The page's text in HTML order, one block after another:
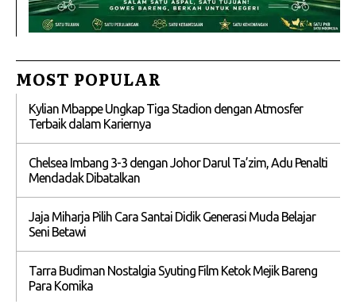
MOST POPULAR
Kylian Mbappe Ungkap Tiga Stadion dengan Atmosfer
Terbaik dalam Kariernya
Chelsea Imbang 3-3 dengan Johor Darul Ta’zim, Adu Penalti
Mendadak Dibatalkan
Jaja Miharja Pilih Cara Santai Didik Generasi Muda Belajar
Seni Betawi
Tarra Budiman Nostalgia Syuting Film Ketok Mejik Bareng
Para Komika